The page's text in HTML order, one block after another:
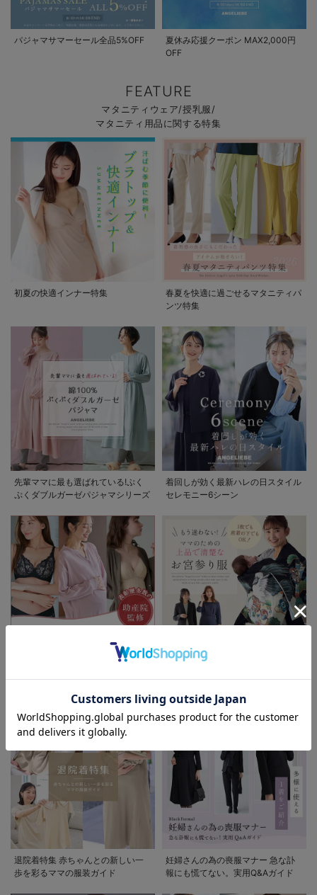
パジャマサマーセール全品5%OFF
夏休み応援クーポン MAX2,000円
OFF
FEATURE
マタニティウェア/授乳服/
マタニティ用品に関する特集
初夏の快適インナー特集
春夏を快適に過ごせるマタニティパ
ンツ特集
先輩ママに最も選ばれている!ぷく
ぷくダブルガーゼパジャマシリーズ
着回しが効く最新ハレの日スタイル
セレモニー6シーン
退院着特集 赤ちゃんとの新しい一
歩を彩るママの服装ガイド
妊婦さんの為の喪服マナー 急な訃
報にも慌てない。実用Q&Aガイド
お気に入り商品を確認する